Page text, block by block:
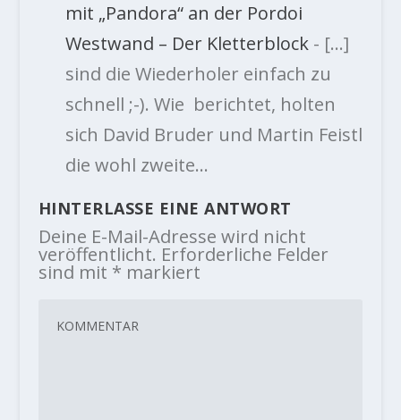
mit „Pandora“ an der Pordoi
Westwand – Der Kletterblock- […]
sind die Wiederholer einfach zu
schnell ;-). Wie berichtet, holten
sich David Bruder und Martin Feistl
die wohl zweite…
HINTERLASSE EINE ANTWORT
Deine E-Mail-Adresse wird nicht
veröffentlicht. Erforderliche Felder
sind mit * markiert